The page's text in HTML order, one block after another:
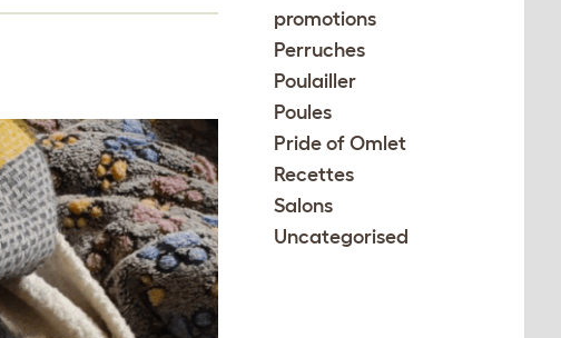
promotions
Perruches
Poulailler
Poules
Pride of Omlet
Recettes
Salons
Uncategorised